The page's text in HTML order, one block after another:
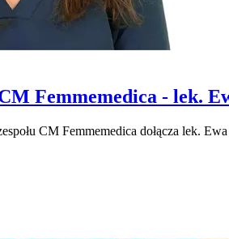
Femmemedica - lek.
CM Femmemedica dołącza lek.